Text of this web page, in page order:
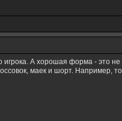
А хорошая форма - это
маек и шорт. Например,